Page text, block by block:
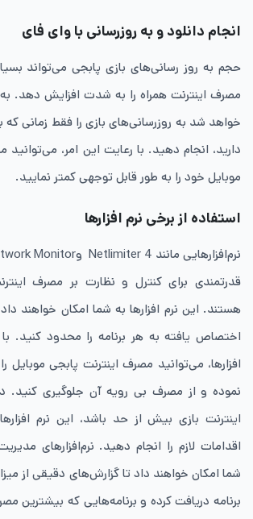
انجام دانلود و به‌ روزرسانی با وای ‌فای
حجم به‌ روز رسانی‌های بازی پابجی می‌تواند
مصرف اینترنت همراه را به شدت افزایش دهد.
خواهد شد به‌ روزرسانی‌های بازی را فقط زمانی
دارید، انجام دهید. با رعایت این امر،
موبایل خود را به طور قابل توجهی کمتر نمایید.
استفاده از برخی نرم‌ افزارها
قدرتمندی برای کنترل و نظارت بر مصرف
هستند. این نرم‌ افزارها به شما امکان خواهند داد
اختصاص ‌یافته به هر برنامه را محدود کنید. با
‌افزارها، می‌توانید مصرف اینترنت پابجی موبایل
نموده و از مصرف بی ‌رویه آن جلوگیری
اینترنت بازی بیش از حد باشد، این نرم
اقدامات لازم را انجام دهید. نرم‌افزارهای
شما امکان خواهند داد تا گزارش‌های دقیقی از
برنامه دریافت کرده و برنامه‌هایی که بیشترین